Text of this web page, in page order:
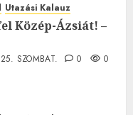
Utazási Kalauz
Közép-Ázsiát! –
SZOMBAT. 0 0